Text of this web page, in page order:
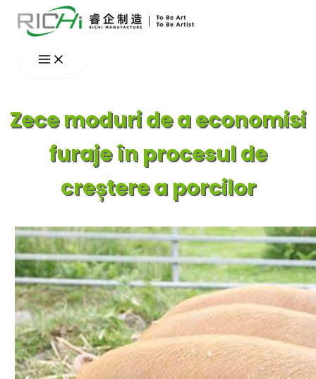
Skip
Zece moduri de a economisi
furaje în procesul de
creștere a porcilor